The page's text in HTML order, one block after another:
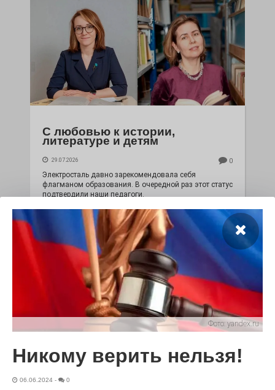
С любовью к истории,
литературе и детям
29.07.2026 0
Электросталь давно зарекомендовала себя
флагманом образования. В очередной раз этот статус
подтвердили наши педагоги.
Чувство Родины — одно на
всех
Фото: yandex.ru
Никому верить нельзя!
06.06.2024 - 0